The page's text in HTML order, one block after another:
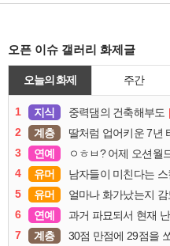
오픈 이슈 갤러리 화제글
오늘의 화제 주간
1 지식 중력댐의 건축해부도
2
계층 딸처럼 업어키운 7년
3
연예 ㅇㅎㅂ? 어제 오션월
4
유머 남자들이 미친다는
5
유머 얼마나 화가났는지
6
연예 과거 파묘되서 현재
7
계층 30점 만점에 29점을